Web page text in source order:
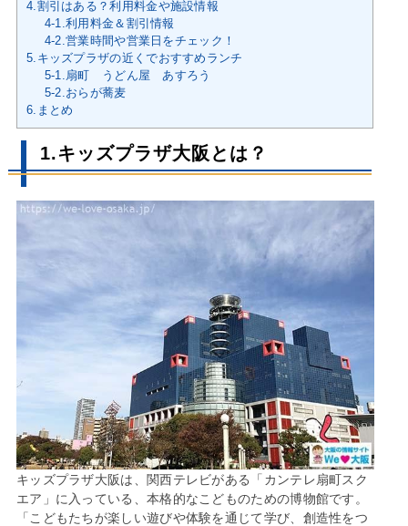
4.割引はある？利用料金や施設情報
4-1.利用料金＆割引情報
4-2.営業時間や営業日をチェック！
5.キッズプラザの近くでおすすめランチ
5-1.扇町 うどん屋 あすろう
5-2.おらが蕎麦
6.まとめ
1.キッズプラザ大阪とは？
キッズプラザ大阪は、関西テレビがある「カンテレ扇町スク
エア」に入っている、本格的なこどものための博物館です。
「こどもたちが楽しい遊びや体験を通じて学び、創造性をつ